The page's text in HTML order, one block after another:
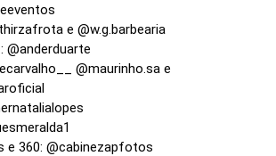
e @w.g.barbearia
@anderduarte
@maurinho.sa e
e 360: @cabinezapfotos